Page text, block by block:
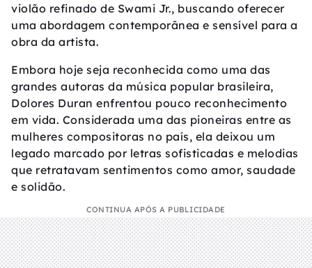
violão refinado de Swami Jr., buscando oferecer
uma abordagem contemporânea e sensível para a
obra da artista.
Embora hoje seja reconhecida como uma das
grandes autoras da música popular brasileira,
Dolores Duran enfrentou pouco reconhecimento
em vida. Considerada uma das pioneiras entre as
mulheres compositoras no país, ela deixou um
legado marcado por letras sofisticadas e melodias
que retratavam sentimentos como amor, saudade
e solidão.
CONTINUA APÓS A PUBLICIDADE